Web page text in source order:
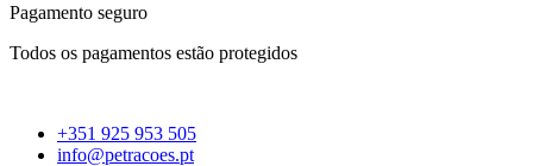
Pagamento seguro
Todos os pagamentos estão protegidos
+351 925 953 505
info@petracoes.pt